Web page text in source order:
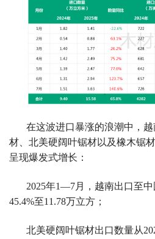
借
越
在这波进口暴涨的浪潮中，
材、北美硬阔叶锯材以及橡木锯
呈现爆发式增长：
2025年1—7月，越南出口至
45.4%至11.78万立方；
北美硬阔叶锯材出口数量从